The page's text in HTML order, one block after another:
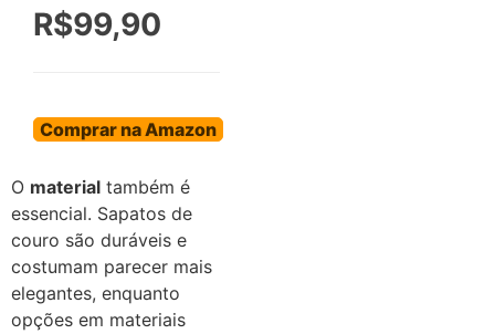
R$99,90
Comprar na Amazon
O material também é
essencial. Sapatos de
couro são duráveis e
costumam parecer mais
elegantes, enquanto
opções em materiais